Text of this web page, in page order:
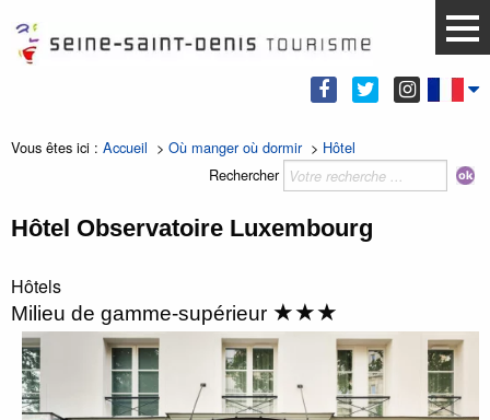
Vous êtes ici : Accueil > Où manger où dormir> Hôtel
Rechercher
Hôtel Observatoire Luxembourg
Hôtels
Milieu de gamme-supérieur ★★★